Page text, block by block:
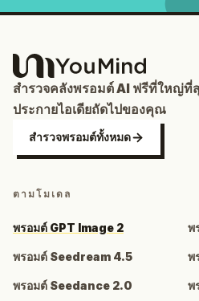
สำรวจคลังพรอมต์ AI ฟรีที่ใหญ่ที่
ประกายไอเดียถัดไปของคุณ
สำรวจพรอมต์ทั้งหมด
ตามโมเดล
พรอมต์ GPT Image 2 พ
พรอมต์ Seedream 4.5 พ
พรอมต์ Seedance 2.0 พ